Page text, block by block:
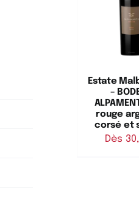
Estate
–
rouge
corsé et
Dès